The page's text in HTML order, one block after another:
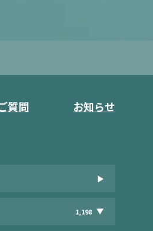
質問 お知らせ
1,198